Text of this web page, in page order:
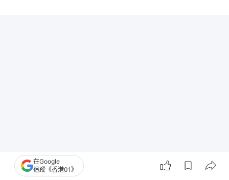
在Google
追蹤《香港01》